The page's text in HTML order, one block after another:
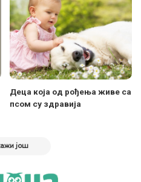
Деца која од рођења живе са
псом су здравија
још